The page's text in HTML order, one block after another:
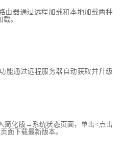
由器通过远程加载和本地加载两种
。
能通过远程服务器自动获取并升级
简化版→系统状态页面，单击<点击
面下载最新版本。